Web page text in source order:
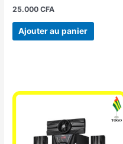
25.000CFA
Ajouter au panier